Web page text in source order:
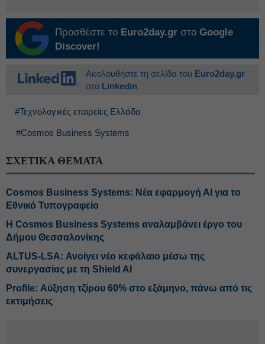
Προσθέστε το Euro2day.gr στο Google
Discover!
Ακολουθήστε τη σελίδα του Euro2day.gr
στο Linkedin
#Τεχνολογικές εταιρείες Ελλάδα
#Cosmos Business Systems
ΣΧΕΤΙΚΑ ΘΕΜΑΤΑ
Cosmos Business Systems: Νέα εφαρμογή ΑΙ για το
Εθνικό Τυπογραφείο
Η Cosmos Business Systems αναλαμβάνει έργο του
Δήμου Θεσσαλονίκης
ALTUS-LSA: Ανοίγει νέο κεφάλαιο μέσω της
συνεργασίας με τη Shield AI
Profile: Αύξηση τζίρου 60% στο εξάμηνο, πάνω από τις
εκτιμήσεις